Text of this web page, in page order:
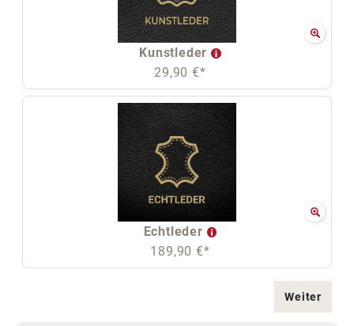
Kunstleder
29,90 €*
Echtleder
189,90 €*
Weiter